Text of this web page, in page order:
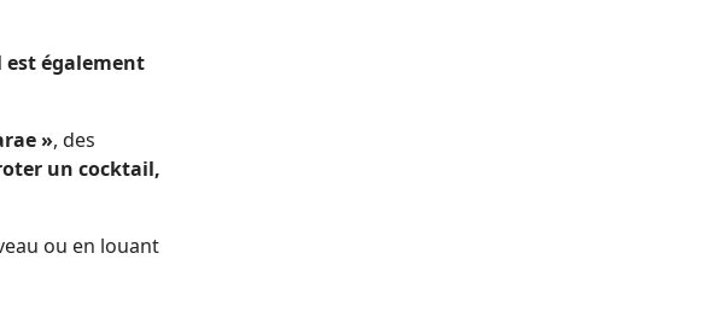
est également
», des
un cocktail,
ou en louant